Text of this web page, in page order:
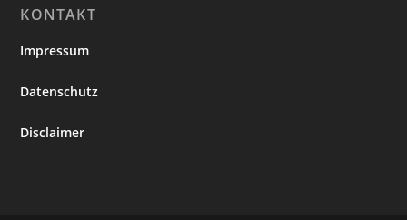
KONTAKT
Impressum
Datenschutz
Disclaimer